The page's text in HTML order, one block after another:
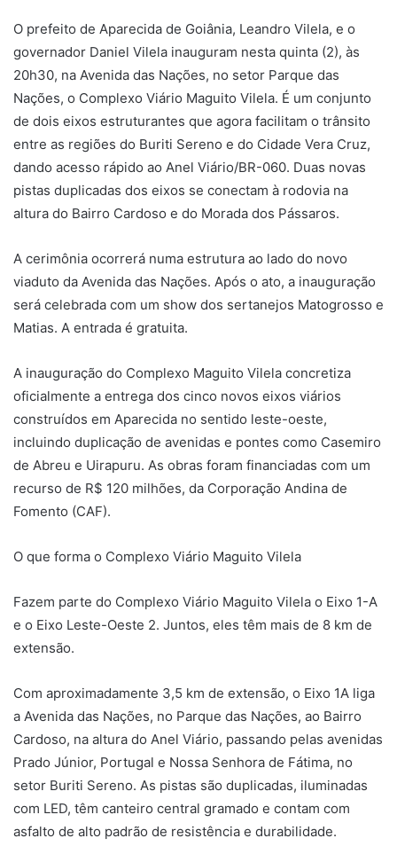
O prefeito de Aparecida de Goiânia, Leandro Vilela, e o
governador Daniel Vilela inauguram nesta quinta (2), às
20h30, na Avenida das Nações, no setor Parque das
Nações, o Complexo Viário Maguito Vilela. É um conjunto
de dois eixos estruturantes que agora facilitam o trânsito
entre as regiões do Buriti Sereno e do Cidade Vera Cruz,
dando acesso rápido ao Anel Viário/BR-060. Duas novas
pistas duplicadas dos eixos se conectam à rodovia na
altura do Bairro Cardoso e do Morada dos Pássaros.
A cerimônia ocorrerá numa estrutura ao lado do novo
viaduto da Avenida das Nações. Após o ato, a inauguração
será celebrada com um show dos sertanejos Matogrosso e
Matias. A entrada é gratuita.
A inauguração do Complexo Maguito Vilela concretiza
oficialmente a entrega dos cinco novos eixos viários
construídos em Aparecida no sentido leste-oeste,
incluindo duplicação de avenidas e pontes como Casemiro
de Abreu e Uirapuru. As obras foram financiadas com um
recurso de R$ 120 milhões, da Corporação Andina de
Fomento (CAF).
O que forma o Complexo Viário Maguito Vilela
Fazem parte do Complexo Viário Maguito Vilela o Eixo 1-A
e o Eixo Leste-Oeste 2. Juntos, eles têm mais de 8 km de
extensão.
Com aproximadamente 3,5 km de extensão, o Eixo 1A liga
a Avenida das Nações, no Parque das Nações, ao Bairro
Cardoso, na altura do Anel Viário, passando pelas avenidas
Prado Júnior, Portugal e Nossa Senhora de Fátima, no
setor Buriti Sereno. As pistas são duplicadas, iluminadas
com LED, têm canteiro central gramado e contam com
asfalto de alto padrão de resistência e durabilidade.